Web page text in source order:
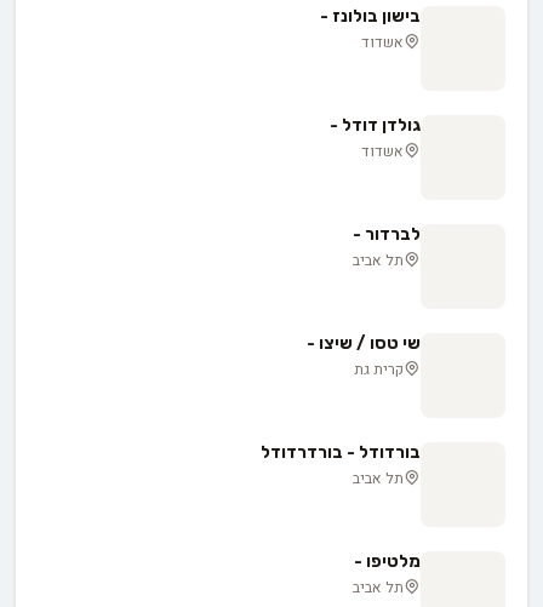
בישון בולונז -
אשדוד
גולדן דודל -
אשדוד
לברדור -
תל אביב
שי טסו / שיצו -
קרית גת
בורדודל - בורדרדודל
תל אביב
מלטיפו -
תל אביב